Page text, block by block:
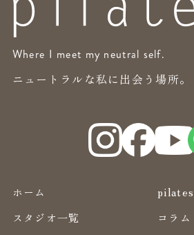
Where I meet my neutral self.
ニュートラルな私に出会う場所。
ホーム
スタジオ一覧
コラム